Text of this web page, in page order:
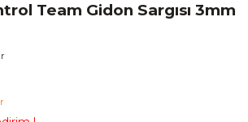
Team Gidon Sargısı 3mm